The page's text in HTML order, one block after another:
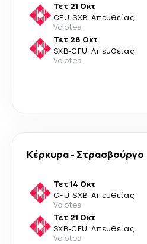
Τετ 21 Οκτ
CFU-SXB· Απευθείας
Volotea
Τετ 28 Οκτ
SXB-CFU· Απευθείας
Volotea
Κέρκυρα- Στρασβούργο
Τετ 14 Οκτ
CFU-SXB· Απευθείας
Volotea
Τετ 21 Οκτ
SXB-CFU· Απευθείας
Volotea